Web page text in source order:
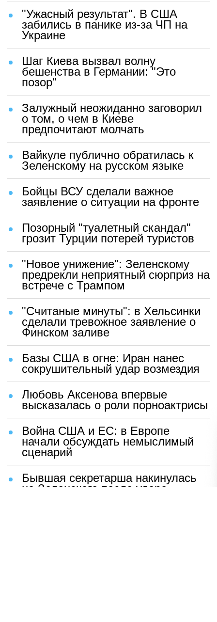
"Ужасный результат". В США
забились в панике из-за ЧП на
Украине
Шаг Киева вызвал волну
бешенства в Германии: "Это
позор"
Залужный неожиданно заговорил
о том, о чем в Киеве
предпочитают молчать
Вайкуле публично обратилась к
Зеленскому на русском языке
Бойцы ВСУ сделали важное
заявление о ситуации на фронте
Позорный "туалетный скандал"
грозит Турции потерей туристов
"Новое унижение": Зеленскому
предрекли неприятный сюрприз на
встрече с Трампом
"Считаные минуты": в Хельсинки
сделали тревожное заявление о
Финском заливе
Базы США в огне: Иран нанес
сокрушительный удар возмездия
Любовь Аксенова впервые
высказалась о роли порноактрисы
Война США и ЕС: в Европе
начали обсуждать немыслимый
сценарий
Бывшая секретарша накинулась
на Зеленского после удара